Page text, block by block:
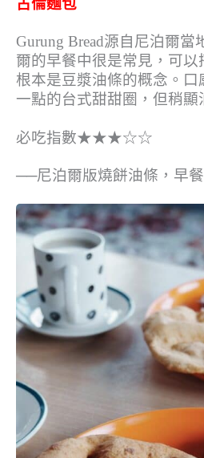
古倫麵包
Gurung Bread源自尼泊爾當
爾的早餐中很是常見，可以
根本是豆漿油條的概念。口
一點的台式甜甜圈，但稍顯
必吃指數★★★☆☆
──尼泊爾版燒餅油條，早餐